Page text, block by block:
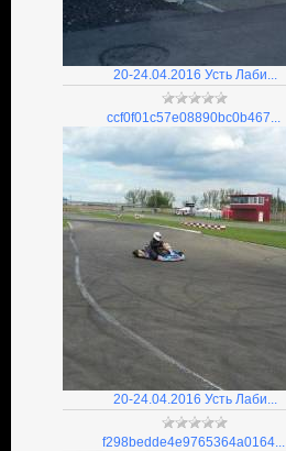
20-24.04.2016 Усть Лаби...
ccf0f01c57e08890bc0b467...
20-24.04.2016 Усть Лаби...
f298bedde4e9765364a0164...